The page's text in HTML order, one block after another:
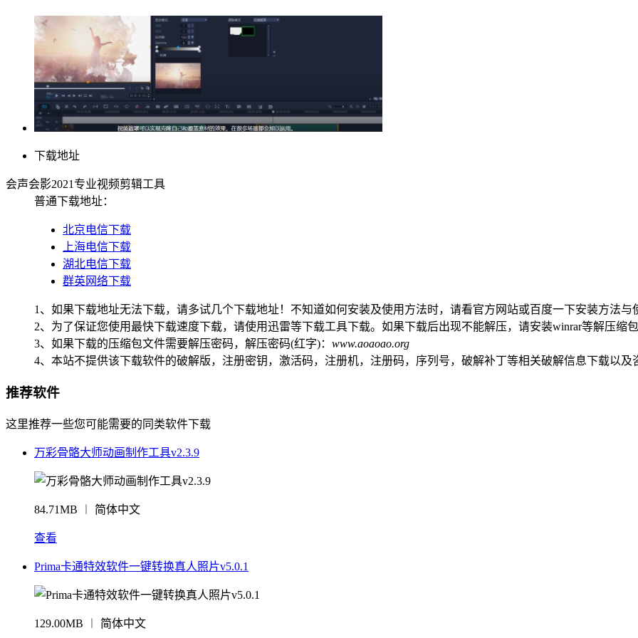
下载地址
会声会影2021专业视频剪辑工具
普通下载地址：
北京电信下载
上海电信下载
湖北电信下载
群英网络下载
1、如果下载地址无法下载，请多试几个下载地址！不知道如何安装及使用方法时，请看官方网站或百度一下安装方法与
2、为了保证您使用最快下载速度下载，请使用迅雷等下载工具下载。如果下载后出现不能解压，请安装winrar等解压缩包
3、如果下载的压缩包文件需要解压密码，解压密码(红字)： www.aoaoao.org
4、本站不提供该下载软件的破解版，注册密钥，激活码，注册机，注册码，序列号，破解补丁等相关破解信息下载以及
推荐软件
这里推荐一些您可能需要的同类软件下载
万彩骨骼大师动画制作工具v2.3.9
84.71MB ︱ 简体中文
查看
Prima卡通特效软件一键转换真人照片v5.0.1
129.00MB ︱ 简体中文